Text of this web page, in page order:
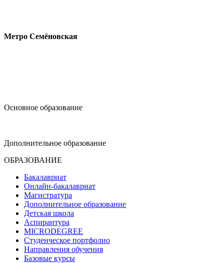
Метро Семёновская
Основное образование
Дополнительное образование
ОБРАЗОВАНИЕ
Бакалавриат
Онлайн-бакалавриат
Магистратура
Дополнительное образование
Детская школа
Аспирантура
MICRODEGREE
Студенческое портфолио
Направления обучения
Базовые курсы